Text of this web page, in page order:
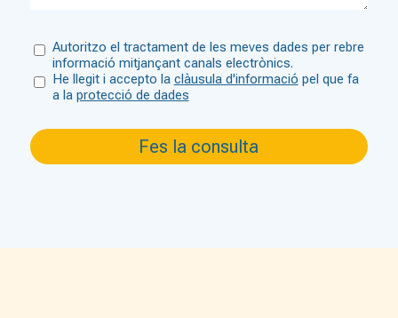
Autoritzo el tractament de les meves dades per rebre
informació mitjançant canals electrònics.
He llegit i accepto la clàusula d'informació pel que fa
a la protecció de dades